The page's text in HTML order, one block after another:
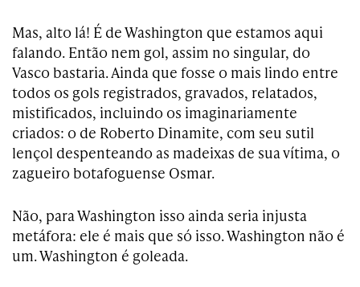
Mas, alto lá! É de Washington que estamos aqui
falando. Então nem gol, assim no singular, do
Vasco bastaria. Ainda que fosse o mais lindo entre
todos os gols registrados, gravados, relatados,
mistificados, incluindo os imaginariamente
criados: o de Roberto Dinamite, com seu sutil
lençol despenteando as madeixas de sua vítima, o
zagueiro botafoguense Osmar.
Não, para Washington isso ainda seria injusta
metáfora: ele é mais que só isso. Washington não é
um. Washington é goleada.